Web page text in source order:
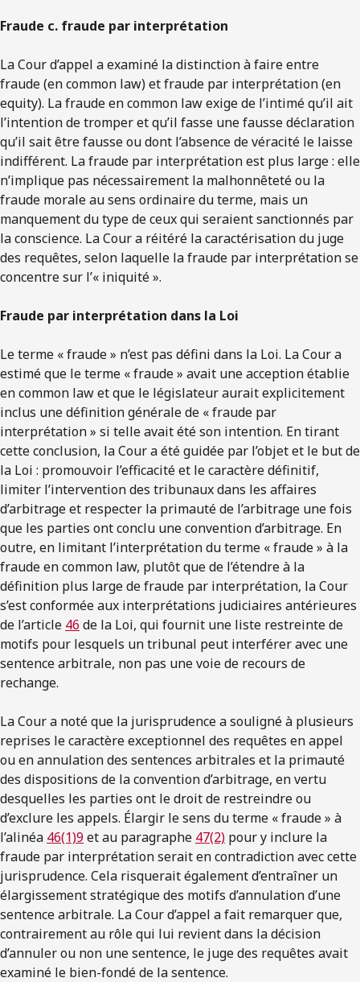
Fraude c. fraude par interprétation
La Cour d’appel a examiné la distinction à faire entre
fraude (en common law) et fraude par interprétation (en
equity). La fraude en common law exige de l’intimé qu’il ait
l’intention de tromper et qu’il fasse une fausse déclaration
qu’il sait être fausse ou dont l’absence de véracité le laisse
indifférent. La fraude par interprétation est plus large : elle
n’implique pas nécessairement la malhonnêteté ou la
fraude morale au sens ordinaire du terme, mais un
manquement du type de ceux qui seraient sanctionnés par
la conscience. La Cour a réitéré la caractérisation du juge
des requêtes, selon laquelle la fraude par interprétation se
concentre sur l’« iniquité ».
Fraude par interprétation dans la Loi
Le terme « fraude » n’est pas défini dans la Loi. La Cour a
estimé que le terme « fraude » avait une acception établie
en common law et que le législateur aurait explicitement
inclus une définition générale de « fraude par
interprétation » si telle avait été son intention. En tirant
cette conclusion, la Cour a été guidée par l’objet et le but de
la Loi : promouvoir l’efficacité et le caractère définitif,
limiter l’intervention des tribunaux dans les affaires
d’arbitrage et respecter la primauté de l’arbitrage une fois
que les parties ont conclu une convention d’arbitrage. En
outre, en limitant l’interprétation du terme « fraude » à la
fraude en common law, plutôt que de l’étendre à la
définition plus large de fraude par interprétation, la Cour
s’est conformée aux interprétations judiciaires antérieures
de l’article 46 de la Loi, qui fournit une liste restreinte de
motifs pour lesquels un tribunal peut interférer avec une
sentence arbitrale, non pas une voie de recours de
rechange.
La Cour a noté que la jurisprudence a souligné à plusieurs
reprises le caractère exceptionnel des requêtes en appel
ou en annulation des sentences arbitrales et la primauté
des dispositions de la convention d’arbitrage, en vertu
desquelles les parties ont le droit de restreindre ou
d’exclure les appels. Élargir le sens du terme « fraude » à
l’alinéa 46(1)9 et au paragraphe 47(2) pour y inclure la
fraude par interprétation serait en contradiction avec cette
jurisprudence. Cela risquerait également d’entraîner un
élargissement stratégique des motifs d’annulation d’une
sentence arbitrale. La Cour d’appel a fait remarquer que,
contrairement au rôle qui lui revient dans la décision
d’annuler ou non une sentence, le juge des requêtes avait
examiné le bien-fondé de la sentence.